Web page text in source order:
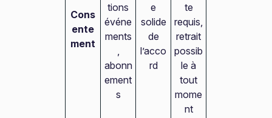
Cons
ente
ment
tions
événe
ments
abonn
ement
s
e
solide
de
l’acco
rd
te
requis,
retrait
possib
le à
tout
mome
nt